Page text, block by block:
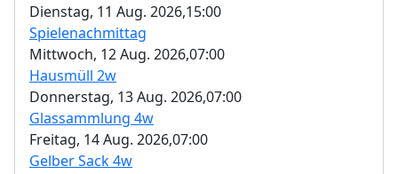
Dienstag, 11 Aug. 2026,15:00
Spielenachmittag
Mittwoch, 12 Aug. 2026,07:00
Hausmüll 2w
Donnerstag, 13 Aug. 2026,07:00
Glassammlung 4w
Freitag, 14 Aug. 2026,07:00
Gelber Sack 4w